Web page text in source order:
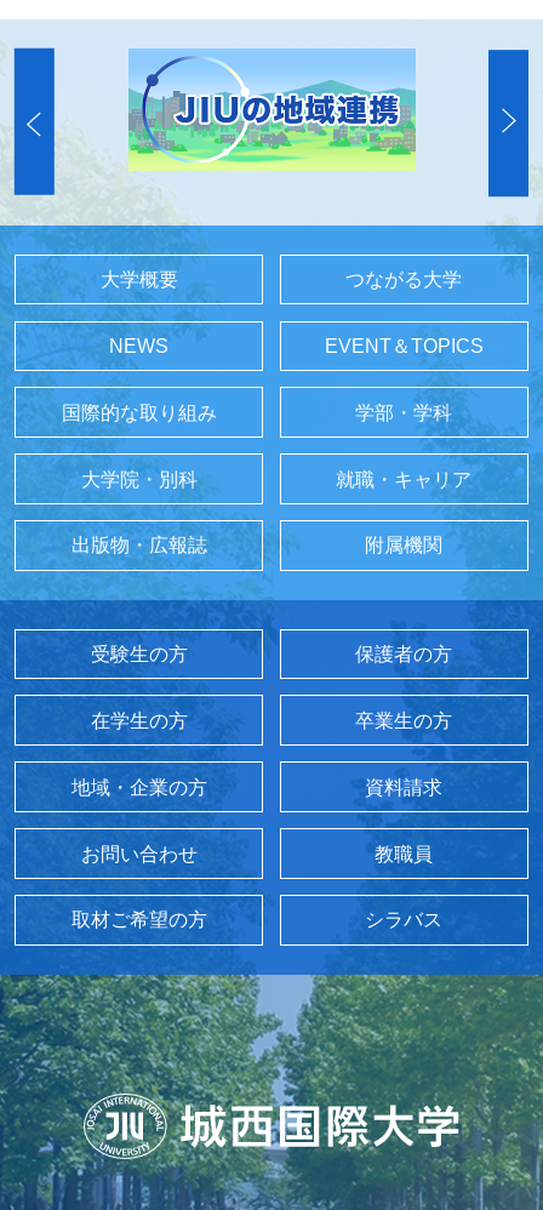
大学概要 つながる大学
NEWS EVENT＆TOPICS
国際的な取り組み 学部・学科
大学院・別科 就職・キャリア
出版物・広報誌 附属機関
受験生の方 保護者の方
在学生の方 卒業生の方
地域・企業の方 資料請求
お問い合わせ 教職員
取材ご希望の方 シラバス